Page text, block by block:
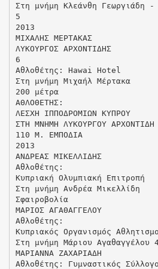
Στη μνήμη Κλεάνθη Γεωργιάδη -
5
2013
ΜΙΧΑΛΗΣ ΜΕΡΤΑΚΑΣ
ΛΥΚΟΥΡΓΟΣ ΑΡΧΟΝΤΙΔΗΣ
6
Αθλοθέτης: Hawai Ηotel
Στη μνήμη Mιχαήλ Μέρτακα
200 μέτρα
ΑΘΛΟΘΕΤΗΣ:
ΛΕΣΧΗ ΙΠΠΟΔΡΟΜΙΩΝ ΚΥΠΡΟΥ
ΣΤΗ ΜΝΗΜΗ ΛΥΚΟΥΡΓΟΥ ΑΡΧΟΝΤΙΔΗ
110 Μ. ΕΜΠΟΔΙΑ
2013
ΑΝΔΡΕΑΣ ΜΙΚΕΛΛΙΔΗΣ
Αθλοθέτης:
Κυπριακή Ολυμπιακή Επιτροπή
Στη μνήμη Ανδρέα Μικελλίδη
Σφαιροβολία
ΜΑΡΙΟΣ ΑΓΑΘΑΓΓΕΛΟΥ
Αθλοθέτης:
Κυπριακός Οργανισμός
Στη μνήμη Μάριου Αγαθαγγέλου
ΜΑΡΙΑΝΝΑ ΖΑΧΑΡΙΑΔΗ
Αθλοθέτης: Γυμναστικός